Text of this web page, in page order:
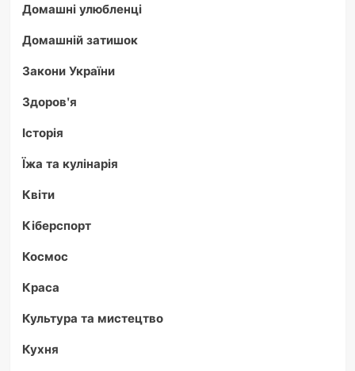
Домашні улюбленці
Домашній затишок
Закони України
Здоров'я
Історія
Їжа та кулінарія
Квіти
Кіберспорт
Космос
Краса
Культура та мистецтво
Кухня